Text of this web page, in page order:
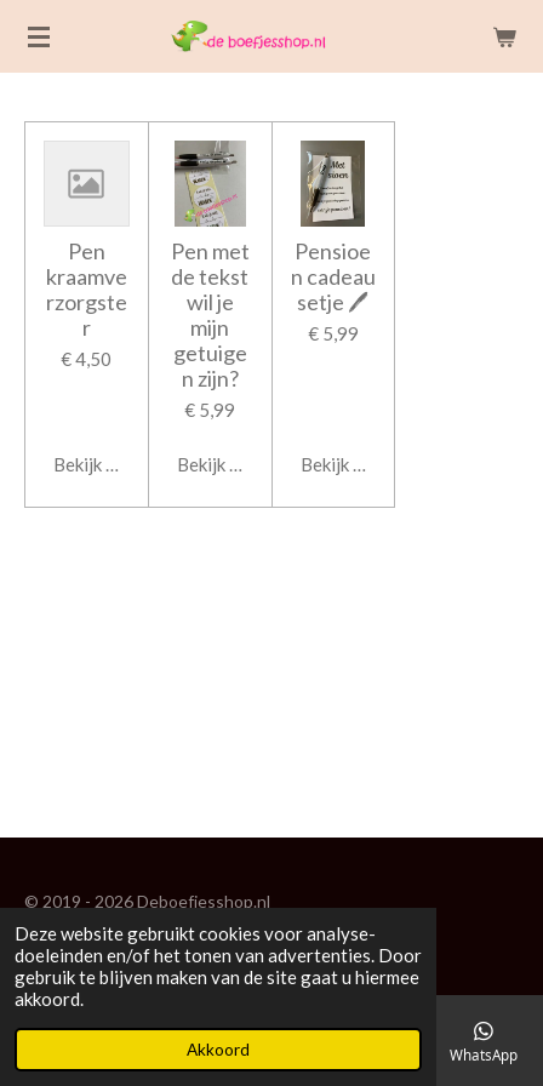
Deze website gebruikt cookies voor analyse-
doeleinden en/of het tonen van advertenties. Door
gebruik te blijven maken van de site gaat u hiermee
akkoord.
Akkoord
Ga
de
Pen
kraamve
rzorgste
r
€ 4,50
Bekijk details
Pen met
de tekst
wil je
mijn
getuige
n zijn?
€ 5,99
Bekijk details
Pensioe
n cadeau
setje 🖊
€ 5,99
Bekijk details
© 2019 - 2026 Deboefjesshop.nl
Powered byJouwWeb
Telefoonnummer WhatsApp